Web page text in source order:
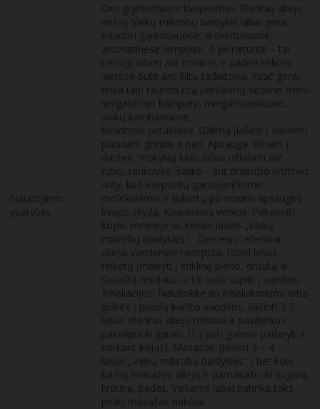
Naudojimo
ypatybės
Oro gryninimas ir kvėpinimas. Eterinių aliejų
mišinį Vaikų mikrobų baidyklė labai gerai
naudoti garintuvuose, drėkintuvuose,
aromatinėse lempose, o jei neturite – tai
tiesiog lašinti ant nosinės ir padėti keliose
vietose bute ant šiltų radiatorių. Ypač gerai
tinka taip taurinti orą peršalimų sezono metu
sergančiojo kampary, miegamuosiuose,
vaikų kambariuose,
bendrose patalpose. Galima įlašinti į vandenį
plaunant grindis ir pan. Apsauga. Išinant į
darželį, mokyklą kelis lašus užlašinti ant
rūbų, rankovės, šaliko - ant drabužio krūtinės
srity, kad kvėpuotų garuojančiomis
molekulėmis ir sukurtų po nosimi apsauginį
kvapo skydą. Kvapiosios vonios. Pakaitinti
kojas vonelėje su keliais lašais „Vaikų
mikrobų baidyklės". Dėmesio: eteriniai
aliejai vandenyje netirpsta, todėl lašus
reikėtų įmaišyti į stiklinę pieno, druską ar
šaukštą medaus, ir tik tada supilti į vandenį.
Inhaliacijos: Naudokite su inhaliatoriumi arba
įpilkite į puodą karšto vandens, įlašinti 3-5
lašus eterinių aliejų mišinio ir pasilenkus
pakvėpuoti garais. (Tą patį galima padaryti ir
mirkant kojas). Masažas. Įlašinti 3 – 4
lašus „Vaikų mikrobų baidyklės" į bet kokį
bazinį masažinį aliejų ir pamasažuoti nugarą,
krūtinę, pėdas. Vaikams labai patinka toks
pėdų masažas nakčiai.